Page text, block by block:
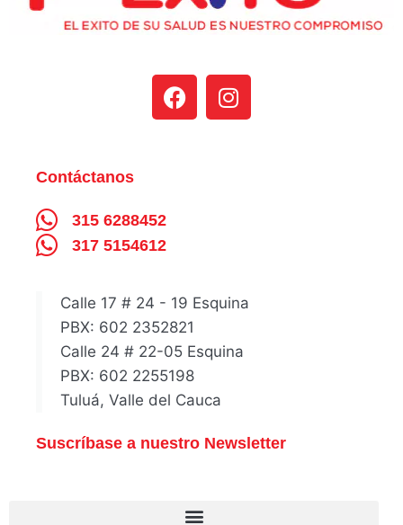
Contáctanos
315 6288452
317 5154612
Calle 17 # 24 - 19 Esquina
PBX: 602 2352821
Calle 24 # 22-05 Esquina
PBX: 602 2255198
Tuluá, Valle del Cauca
Suscríbase a nuestro Newsletter